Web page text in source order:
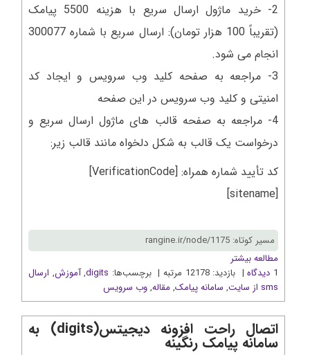
2- خرید ماژول ارسال سریع با هزینه 5500 پیامک
(تقریباً 100 هزار تومان): ارسال سریع با شماره 300077
انجام می شود.
3- مراجعه به صفحه کلید وب سرویس و ایجاد کد
امنیتی و کلید وب سرویس در این صفحه
4- مراجعه به صفحه قالب های ماژول ارسال سریع و
درخواست یک قالب به شکل دلخواه مانند قالب زیر:
کد تأیید شماره همراه: [VerificationCode]
[sitename]
مسیر کوتاه: rangine.ir/node/1175
مطالعه بیشتر
1 دیدگاه
| بازدید: 12178 مرتبه | برچسب‌ها: digits
,آموزش, ارسال
sms از سايت
, سامانه پیامک, مقاله,وب سرويس
اتصال راحت افزونه دیجیتس(digits) به
سامانه پیامک رنگینه